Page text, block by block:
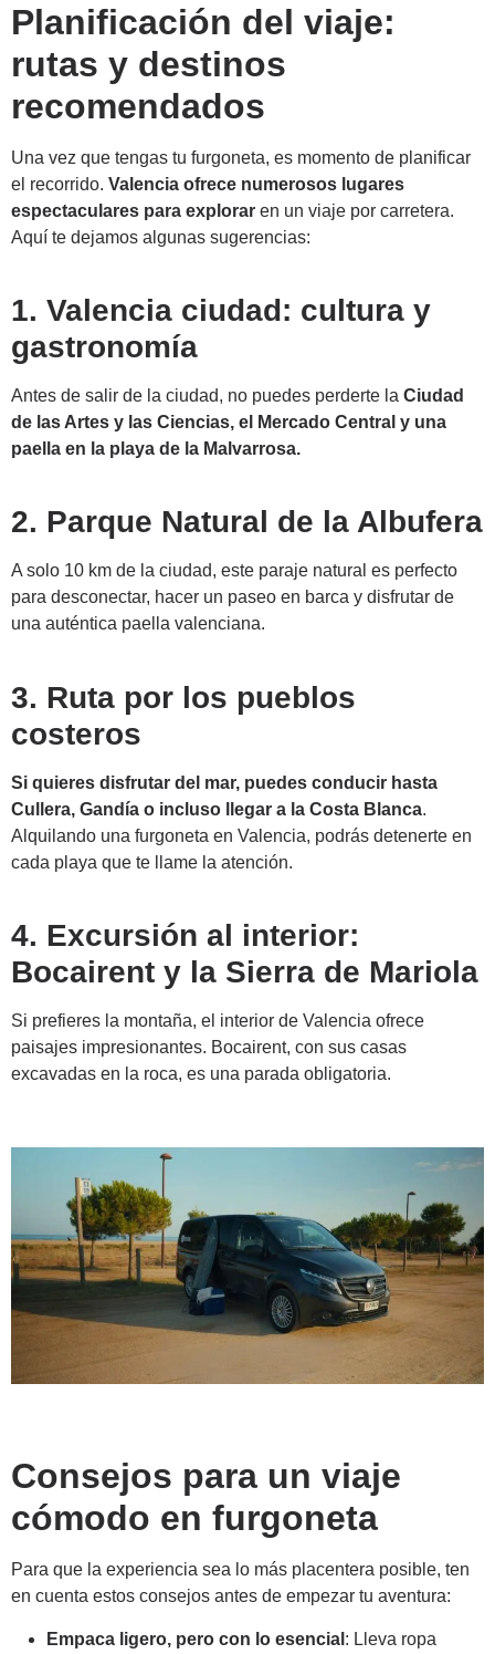
Planificación del viaje:
rutas y destinos
recomendados
Una vez que tengas tu furgoneta, es momento de planificar
el recorrido. Valencia ofrece numerosos lugares
espectaculares para explorar en un viaje por carretera.
Aquí te dejamos algunas sugerencias:
1. Valencia ciudad: cultura y
gastronomía
Antes de salir de la ciudad, no puedes perderte la Ciudad
de las Artes y las Ciencias, el Mercado Central y una
paella en la playa de la Malvarrosa.
2. Parque Natural de la Albufera
A solo 10 km de la ciudad, este paraje natural es perfecto
para desconectar, hacer un paseo en barca y disfrutar de
una auténtica paella valenciana.
3. Ruta por los pueblos
costeros
Si quieres disfrutar del mar, puedes conducir hasta
Cullera, Gandía o incluso llegar a la Costa Blanca.
Alquilando una furgoneta en Valencia, podrás detenerte en
cada playa que te llame la atención.
4. Excursión al interior:
Bocairent y la Sierra de Mariola
Si prefieres la montaña, el interior de Valencia ofrece
paisajes impresionantes. Bocairent, con sus casas
excavadas en la roca, es una parada obligatoria.
Consejos para un viaje
cómodo en furgoneta
Para que la experiencia sea lo más placentera posible, ten
en cuenta estos consejos antes de empezar tu aventura:
Empaca ligero, pero con lo esencial : Lleva ropa